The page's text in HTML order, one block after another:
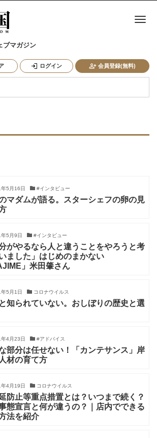
ブマガジン
ログイン 会員登録(無料)
ナ
5月16日 #インタビュー
マダムが語る。スターシェフの卵の見
5月9日 #インタビュー
分がやるなら人と違うことをやろうと考
ました」はじめのまかない
」米田肇さん
5月1日 コロナウイルス
知られていない。おしぼりの歴史と選
4月23日 #アドバイス
部分は任せない！「カンテサンス」岸
材の育て方
4月19日 コロナウイルス
防止等重点措置とは？いつまで続く？
態宣言と何が違うの？｜店内でできる
法を紹介